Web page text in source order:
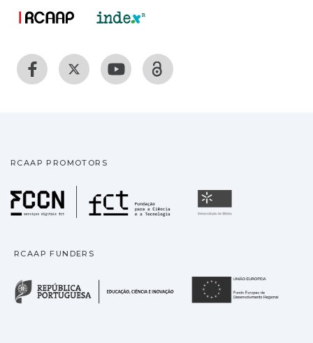
RCAAP PROMOTORS
Fundação para a
RCAAP FUNDERS
República Portuguesa